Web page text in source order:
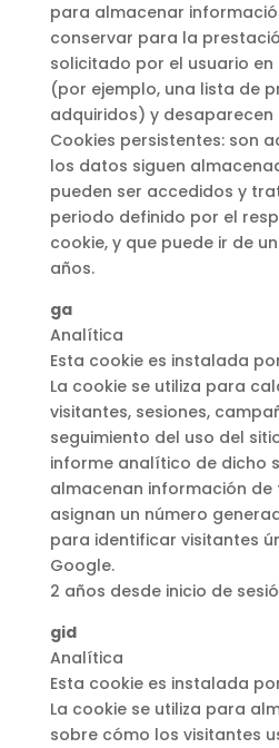
para almacenar
conservar para la
solicitado por el usuario
(por ejemplo, una lista de
adquiridos) y desaparecen
Cookies persistentes: son
los datos siguen
pueden ser accedidos y
periodo definido por el
cookie, y que puede ir de
años.
ga
Analítica
Esta cookie es instalada
La cookie se utiliza para
visitantes, sesiones,
seguimiento del uso del
informe analítico de dicho
almacenan información
asignan un número
para identificar visitantes
Google.
2 años desde inicio de
gid
Analítica
Esta cookie es instalada
La cookie se utiliza para
sobre cómo los visitantes